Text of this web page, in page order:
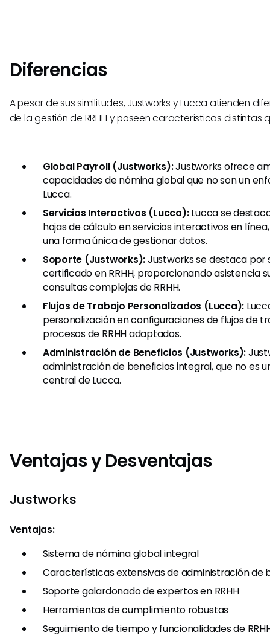
Diferencias
A pesar de sus similitudes, Justworks y Lucca atienden
de la gestión de RRHH y poseen características distintas
Global Payroll (Justworks):Justworks ofrece
capacidades de nómina global que no son un
Lucca.
Servicios Interactivos (Lucca):Lucca se
hojas de cálculo en servicios interactivos en
una forma única de gestionar datos.
Soporte (Justworks):Justworks se destaca por
certificado en RRHH, proporcionando asistencia
consultas complejas de RRHH.
Flujos de Trabajo Personalizados (Lucca):
personalización en configuraciones de flujos de
procesos de RRHH adaptados.
Administración de Beneficios (Justworks):
administración de beneficios integral, que no es
central de Lucca.
Ventajas y Desventajas
Justworks
Ventajas:
Sistema de nómina global integral
Características extensivas de administración de
Soporte galardonado de expertos en RRHH
Herramientas de cumplimiento robustas
Seguimiento de tiempo y funcionalidades de